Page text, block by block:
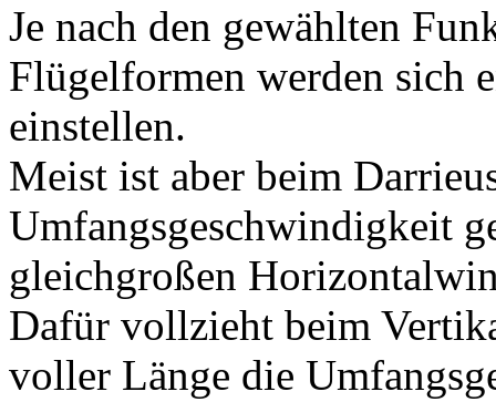
Je nach den gewählten
Flügelformen werden sich
einstellen.
Meist ist aber beim
Umfangsgeschwindigkeit
gleichgroßen
Dafür vollzieht beim
voller Länge die